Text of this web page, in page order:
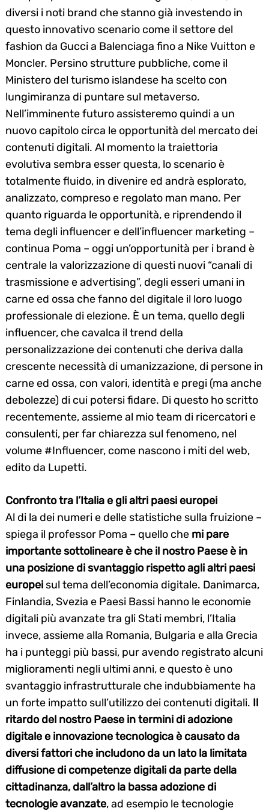
diversi i noti brand che stanno già investendo in
questo innovativo scenario come il settore del
fashion da Gucci a Balenciaga fino a Nike Vuitton e
Moncler. Persino strutture pubbliche, come il
Ministero del turismo islandese ha scelto con
lungimiranza di puntare sul metaverso.
Nell’imminente futuro assisteremo quindi a un
nuovo capitolo circa le opportunità del mercato dei
contenuti digitali. Al momento la traiettoria
evolutiva sembra esser questa, lo scenario è
totalmente fluido, in divenire ed andrà esplorato,
analizzato, compreso e regolato man mano. Per
quanto riguarda le opportunità, e riprendendo il
tema degli influencer e dell’influencer marketing –
continua Poma – oggi un’opportunità per i brand è
centrale la valorizzazione di questi nuovi “canali di
trasmissione e advertising”, degli esseri umani in
carne ed ossa che fanno del digitale il loro luogo
professionale di elezione. È un tema, quello degli
influencer, che cavalca il trend della
personalizzazione dei contenuti che deriva dalla
crescente necessità di umanizzazione, di persone in
carne ed ossa, con valori, identità e pregi (ma anche
debolezze) di cui potersi fidare. Di questo ho scritto
recentemente, assieme al mio team di ricercatori e
consulenti, per far chiarezza sul fenomeno, nel
volume #Influencer, come nascono i miti del web,
edito da Lupetti.
Confronto tra l’Italia e gli altri paesi europei
Al di la dei numeri e delle statistiche sulla fruizione –
spiega il professor Poma – quello che mi pare
importante sottolineare è che il nostro Paese è in
una posizione di svantaggio rispetto agli altri paesi
europei sul tema dell’economia digitale. Danimarca,
Finlandia, Svezia e Paesi Bassi hanno le economie
digitali più avanzate tra gli Stati membri, l’Italia
invece, assieme alla Romania, Bulgaria e alla Grecia
ha i punteggi più bassi, pur avendo registrato alcuni
miglioramenti negli ultimi anni, e questo è uno
svantaggio infrastrutturale che indubbiamente ha
un forte impatto sull’utilizzo dei contenuti digitali. Il
ritardo del nostro Paese in termini di adozione
digitale e innovazione tecnologica è causato da
diversi fattori che includono da un lato la limitata
diffusione di competenze digitali da parte della
cittadinanza, dall’altro la bassa adozione di
tecnologie avanzate, ad esempio le tecnologie
for: